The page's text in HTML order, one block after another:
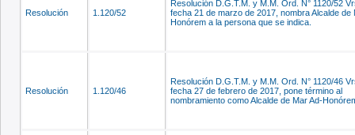
Resolución 1.120/52
Resolución D.G.T.M. y M.M. Ord. N° 1120/52
fecha 21 de marzo de 2017, nombra Alcalde de
Honórem a la persona que se indica.
Resolución 1.120/46
Resolución D.G.T.M. y M.M. Ord. N° 1120/46
fecha 27 de febrero de 2017, pone término al
nombramiento como Alcalde de Mar Ad-